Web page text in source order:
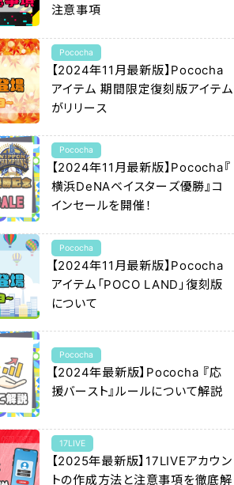
注意事項
Pococha
【2024年11月最新版】Pococha
アイテム 期間限定復刻版アイテム
がリリース
Pococha
【2024年11月最新版】Pococha『
横浜DeNAベイスターズ優勝』コ
インセールを開催！
Pococha
【2024年11月最新版】Pococha
アイテム「POCO LAND」復刻版
について
Pococha
【2024年最新版】Pococha 『応
援バースト』ルールについて解説
17LIVE
【2025年最新版】17LIVEアカウン
トの作成方法と注意事項を徹底解